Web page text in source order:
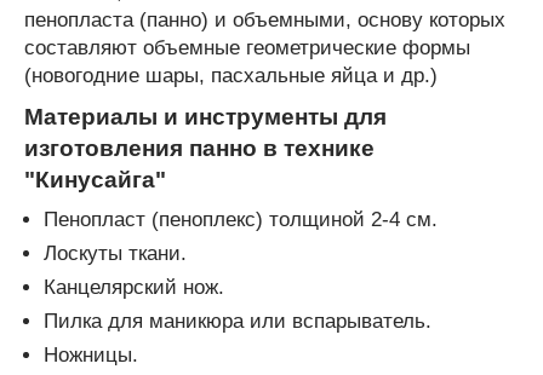
пенопласта (панно) и объемными, основу которых
составляют объемные геометрические формы
(новогодние шары, пасхальные яйца и др.)
Материалы и инструменты для
изготовления панно в технике
"Кинусайга"
Пенопласт (пеноплекс) толщиной 2-4 см.
Лоскуты ткани.
Канцелярский нож.
Пилка для маникюра или вспарыватель.
Ножницы.